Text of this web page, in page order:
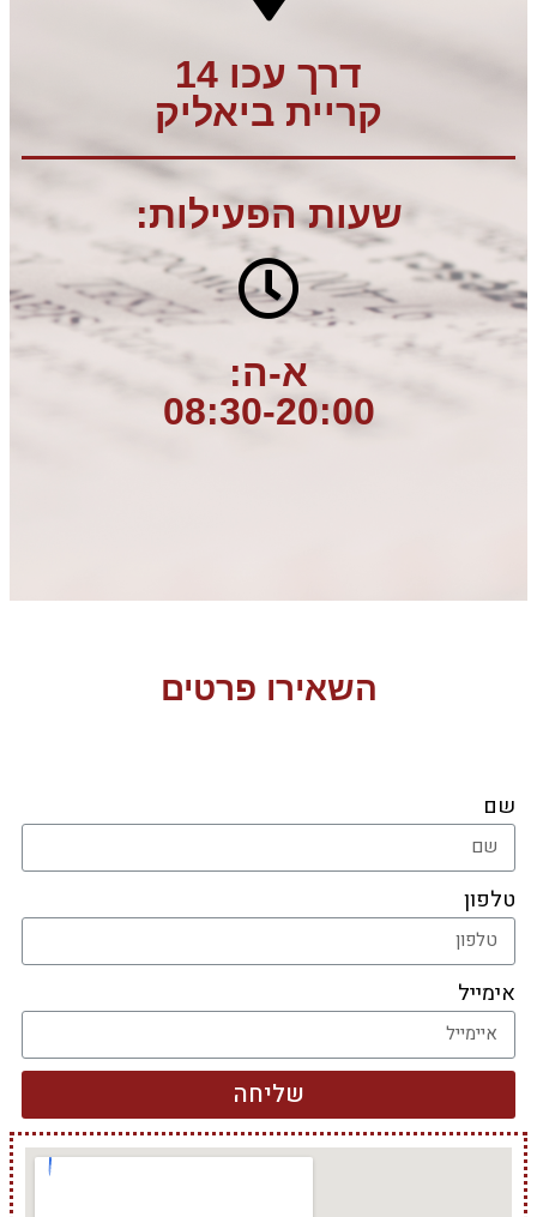
דרך עכו 14
קריית ביאליק
שעות הפעילות:
א-ה:
08:30-20:00
השאירו פרטים
שם
טלפון
אימייל
שליחה